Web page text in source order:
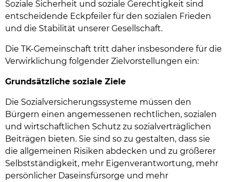
Soziale Sicherheit und soziale Gerechtigkeit sind
entscheidende Eckpfeiler für den sozialen Frieden
und die Stabilität unserer Gesellschaft.
Die TK-Gemeinschaft tritt daher insbesondere für die
Verwirklichung folgender Zielvorstellungen ein:
Grundsätzliche soziale Ziele
Die Sozialversicherungssysteme müssen den
Bürgern einen angemessenen rechtlichen, sozialen
und wirtschaftlichen Schutz zu sozialverträglichen
Beiträgen bieten. Sie sind so zu gestalten, dass sie
die allgemeinen Risiken abdecken und zu größerer
Selbstständigkeit, mehr Eigenverantwortung, mehr
persönlicher Daseinsfürsorge und mehr